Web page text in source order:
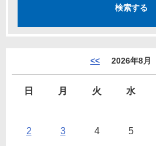
<< 2026年8月
日 月 火 水
2 3 4 5